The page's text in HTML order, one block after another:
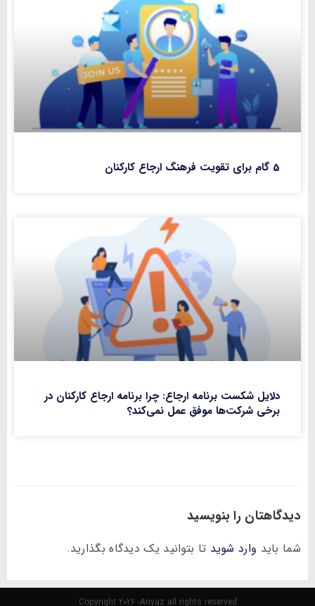
5 گام برای تقویت فرهنگ ارجاع کارکنان
دلایل شکست برنامه ارجاع: چرا برنامه ارجاع کارکنان در
برخی شرکت‌ها موفق عمل نمی‌کند؟
دیدگاهتان را بنویسید
شما باید وارد شوید تا بتوانید یک دیدگاه بگذارید.
Copyright 2026 -Ariyaz all rights reserved